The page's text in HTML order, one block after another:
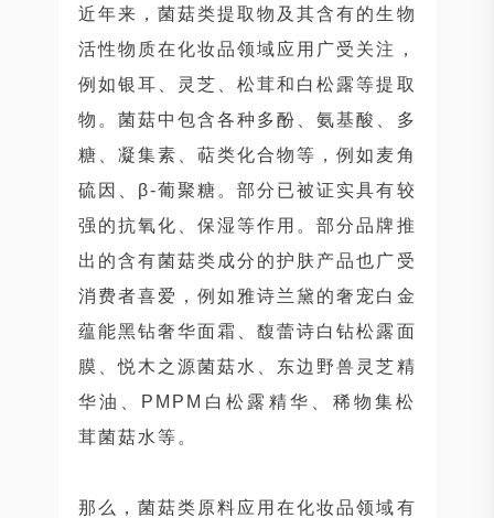
近年来，菌菇类提取物及其含有的生物
活性物质在化妆品领域应用广受关注，
例如银耳、灵芝、松茸和白松露等提取
物。菌菇中包含各种多酚、氨基酸、多
糖、凝集素、萜类化合物等，例如麦角
硫因、β-葡聚糖。部分已被证实具有较
强的抗氧化、保湿等作用。部分品牌推
出的含有菌菇类成分的护肤产品也广受
消费者喜爱，例如雅诗兰黛的奢宠白金
蕴能黑钻奢华面霜、馥蕾诗白钻松露面
膜、悦木之源菌菇水、东边野兽灵芝精
华油、PMPM白松露精华、稀物集松
茸菌菇水等。
那么，菌菇类原料应用在化妆品领域有